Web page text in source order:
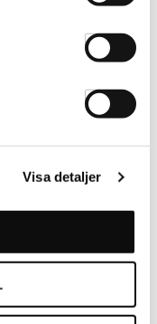
Visa detaljer
Sadelstol Contira